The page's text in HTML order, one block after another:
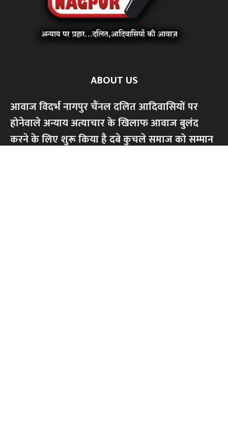
ABOUT US
आवाज विदर्भ नागपुर चैंनल दलित आदिवासियों पर
होनेवाले अन्याय अत्याचार के खिलाफ आवाज बुलंद
करने के लिए शुरू किया है दबे कुचले समाज को सम्मान